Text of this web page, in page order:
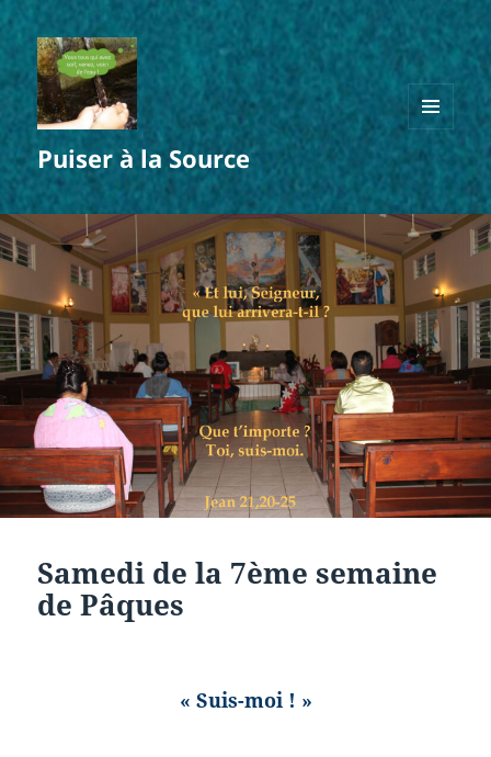
Puiser à la Source
MENU
ET
WIDGETS
Samedi de la 7ème semaine
de Pâques
« Suis-moi ! »